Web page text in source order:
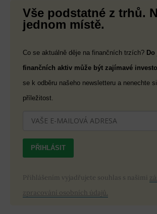
Vše podstatné z trhů.
jednom místě.
Co se aktuálně děje na finančních trzích? Do
finančních aktiv může být zajímavé
se k odběru našeho newsletteru a nenechte
příležitost.
PŘIHLÁSIT
Přihlášením vyjadřujete souhlas s našimi
zpracování osobních údajů.